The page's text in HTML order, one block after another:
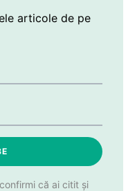
articole de pe
că ai citit și